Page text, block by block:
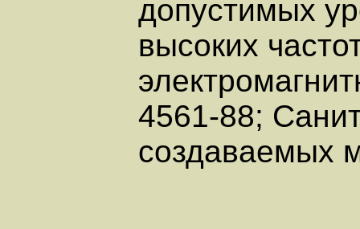
допустимых
высоких
4561-88;
создаваемых